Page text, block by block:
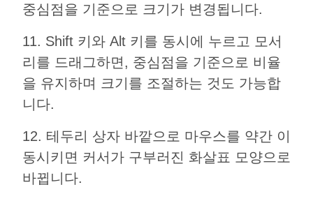
중심점을 기준으로 크기가 변경됩니다.
11. Shift 키와 Alt 키를 동시에 누르고 모서
리를 드래그하면, 중심점을 기준으로 비율
을 유지하며 크기를 조절하는 것도 가능합
니다.
12. 테두리 상자 바깥으로 마우스를 약간 이
동시키면 커서가 구부러진 화살표 모양으로
바뀝니다.